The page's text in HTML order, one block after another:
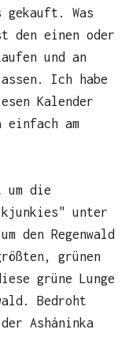
gekauft. Was
den einen oder
und an
Ich habe
Kalender
einfach am
die
unter
den Regenwald
grünen
grüne Lunge
Bedroht
Asháninka